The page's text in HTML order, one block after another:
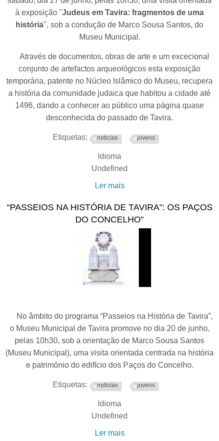
à exposição "Judeus em Tavira: fragmentos de uma
história", sob a condução de Marco Sousa Santos, do
Museu Municipal.
Através de documentos, obras de arte e um excecional
conjunto de artefactos arqueológicos esta exposição
temporária, patente no Núcleo Islâmico do Museu, recupera
a história da comunidade judaica que habitou a cidade até
1496, dando a conhecer ao público uma página quase
desconhecida do passado de Tavira.
Etiquetas: noticias jovens
Idioma
Undefined
Ler mais
promove visita orientada à
exposição "Judeus em
“PASSEIOS NA HISTÓRIA DE TAVIRA”: OS PAÇOS
DO CONCELHO”
No âmbito do programa “Passeios na História de Tavira”,
o Museu Municipal de Tavira promove no dia 20 de junho,
pelas 10h30, sob a orientação de Marco Sousa Santos
(Museu Municipal), uma visita orientada centrada na história
e património do edifício dos Paços do Concelho.
Etiquetas: noticias jovens
Idioma
Undefined
Ler mais